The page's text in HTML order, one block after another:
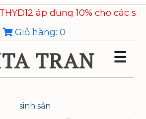
dụng 10% cho các sản phẩm
Giỏ hàng: 0
TRAN ☰
sinh sản